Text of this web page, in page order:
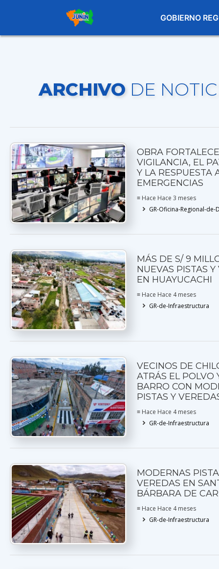
GOBIERNO
ARCHIVODE
OBRA
VIGILANCIA, EL
Y LA RESPUESTA
EMERGENCIAS
≡ Hace Hace 3 meses
GR-Oficina-Regional-
MÁS DE S/ 9
NUEVAS PISTAS
EN HUAYUCACHI
≡ Hace Hace 4 meses
GR-de-Infraestructura
VECINOS DE
ATRÁS EL POLVO
BARRO CON
PISTAS Y
≡ Hace Hace 4 meses
GR-de-Infraestructura
MODERNAS
VEREDAS EN
BÁRBARA DE
≡ Hace Hace 4 meses
GR-de-Infraestructura